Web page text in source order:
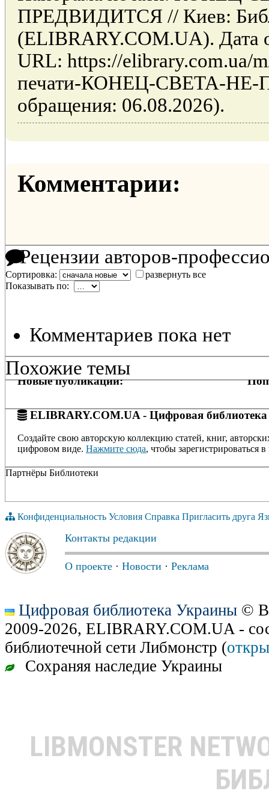
ПРЕДВИДИТСЯ // Киев:
(ELIBRARY.COM.UA). Дата
URL: https://elibrary.com.ua/
печати-КОНЕЦ-СВЕТА-НЕ-
обращения: 06.08.2026).
Комментарии:
Рецензии авторов-
Сортировка:
развернуть все
Показывать по:
Комментариев пока нет
Похожие темы
Новые публикации:
ELIBRARY.COM.UA - Цифровая библиотека
Создайте свою авторскую коллекцию статей, книг,
цифровом виде. Нажмите сюда, чтобы зарегистрироваться в
Партнёры Библиотеки
Конфиденциальность Условия Справка Пригласить друга
Контакты редакции
О проекте · Новости · Реклама
Цифровая библиотека Украины ©
2009-2026, ELIBRARY.COM.UA -
библиотечной сети Либмонстр (
Сохраняя наследие Украины
LIBMONSTER